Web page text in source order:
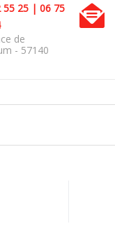
55 25 | 06 75
de
- 57140